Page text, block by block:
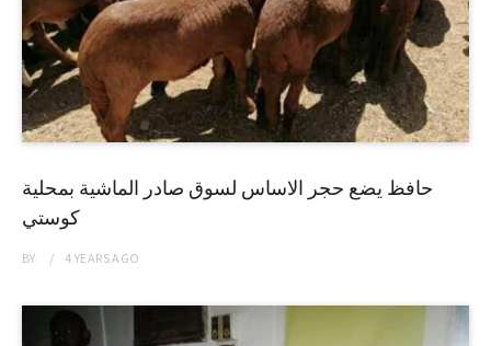
حافظ يضع حجر الاساس لسوق صادر الماشية بمحلية
كوستي
BY 4 YEARSAGO